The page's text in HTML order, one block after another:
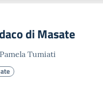
di Masate
Tumiati